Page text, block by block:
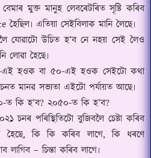
বেমাৰ মুক্ত মানুহ লেবৰেটৰিত সৃষ্টি কৰিব
হৈছিল৷ এতিয়া সেইবিলাক মানি লৈছে৷
যোৱাটো উচিত হ’ব নে নহয় সেই লৈও
লোৱা হৈছে৷
হওক বা ৫০-এই হওক সেইটো কথা
মানৱ সভ্যতা এইটো পৰ্যায়ত আছে৷
-ত কি হ’ব? ২০৫০-ত কি হ’ব?
চনৰ পৰিস্থিতিটো বুজিবলৈ চেষ্টা কৰিব
,কি কি কৰিব লাগে,কি ধৰণে
লাগিব – চিন্তা কৰিব লাগে৷